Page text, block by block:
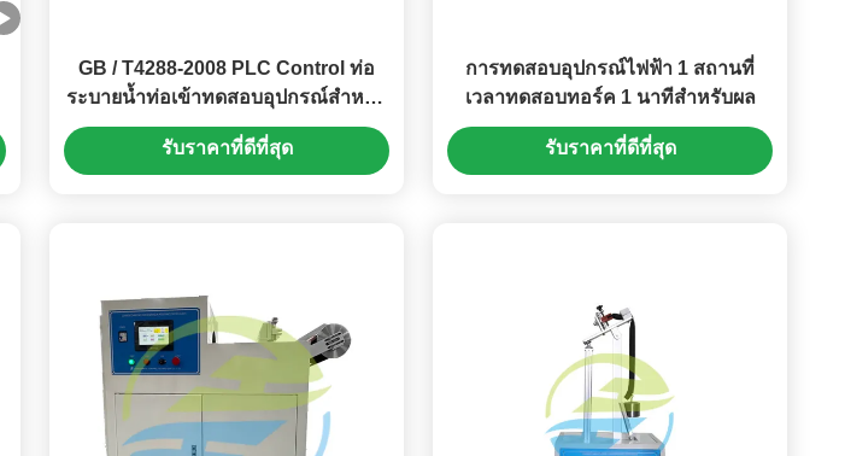
GB / T4288-2008 PLC Control ท่อ
ระบายน้ำท่อเข้าทดสอบอุปกรณ์สำหรับ
เครื่องซักผ้า
รับราคาที่ดีที่สุด
การทดสอบอุปกรณ์ไฟฟ้า 1 สถานที่
เวลาทดสอบทอร์ค 1 นาทีสําหรับผล
รับราคาที่ดีที่สุด